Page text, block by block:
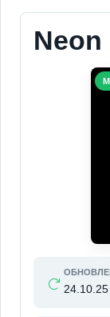
Neon
24.10.25